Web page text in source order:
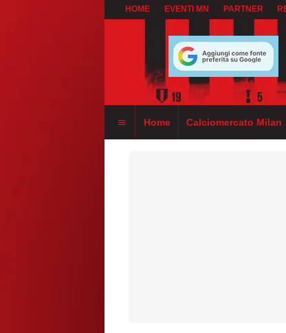
HOME EVENTI MN PARTNER
Home Calciomercato Milan